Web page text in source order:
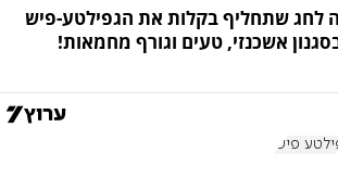
לחג שתחליף בקלות את הגפילטע-פיש
אשכנזי, טעים וגורף מחמאות!
פיש